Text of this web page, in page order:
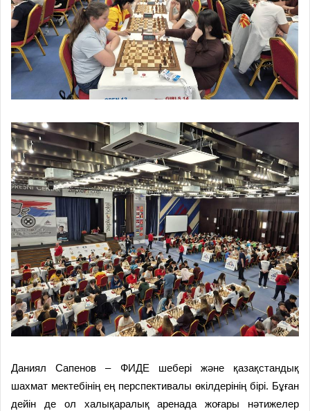
Даниял Сапенов – ФИДЕ шебері және қазақстандық
шахмат мектебінің ең перспективалы өкілдерінің бірі. Бұған
дейін де ол халықаралық аренада жоғары нәтижелер